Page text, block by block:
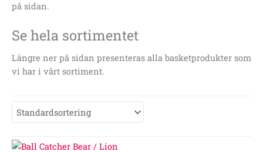
på sidan.
Se hela sortimentet
Längre ner på sidan presenteras alla basketprodukter som
vi har i vårt sortiment.